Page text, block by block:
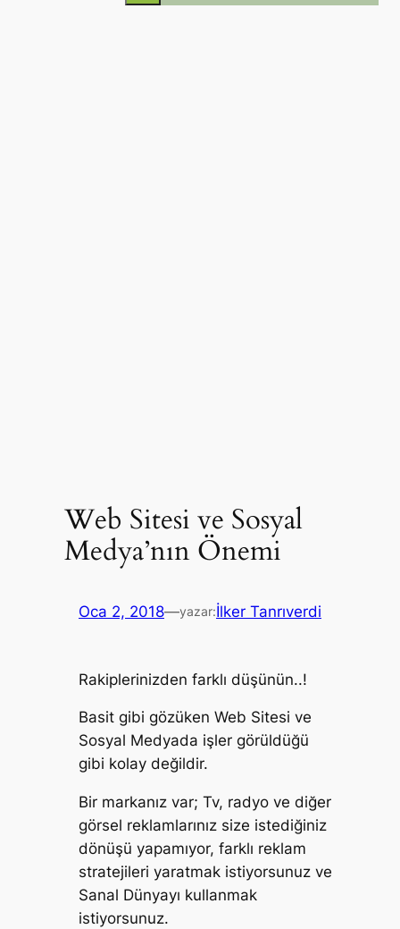
Web Sitesi ve Sosyal
Medya’nın Önemi
Oca 2, 2018—yazar:İlker Tanrıverdi
Rakiplerinizden farklı düşünün..!
Basit gibi gözüken Web Sitesi ve
Sosyal Medyada işler görüldüğü
gibi kolay değildir.
Bir markanız var; Tv, radyo ve diğer
görsel reklamlarınız size istediğiniz
dönüşü yapamıyor, farklı reklam
stratejileri yaratmak istiyorsunuz ve
Sanal Dünyayı kullanmak
istiyorsunuz.